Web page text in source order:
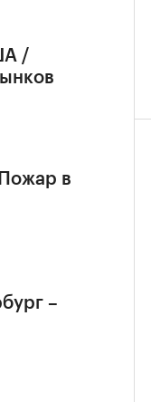
/
в
–